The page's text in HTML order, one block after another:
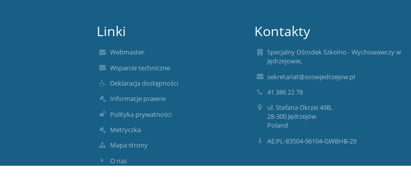
Linki
Webmaster
Wsparcie techniczne
Deklaracja dostępności
Informacje prawne
Polityka prywatności
Metryczka
Mapa strony
O nas
Kontakty
Specjalny Ośrodek Szkolno - Wychowawczy w
Jędrzejowie,
sekretariat@soswjedrzejow.pl
41 386 22 78
ul. Stefana Okrzei 49B,
28-300 Jędrzejów
Poland
AE:PL-83504-96104-GWBHB-29